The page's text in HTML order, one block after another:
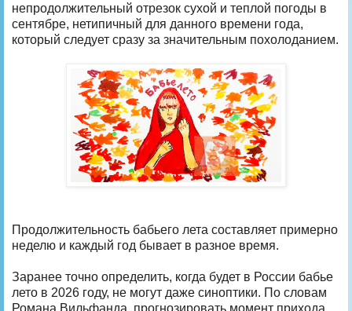
непродолжительный отрезок сухой и теплой погоды в
сентябре, нетипичный для данного времени года,
который следует сразу за значительным похолоданием.
Продолжительность бабьего лета составляет примерно
неделю и каждый год бывает в разное время.
Заранее точно определить, когда будет в России бабье
лето в 2026 году, не могут даже синоптики. По словам
Романа Вильфанда, прогнозировать момент прихода